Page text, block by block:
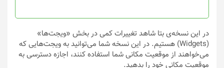
محصول
انتخاب
شوند
محصول
انتخاب
شوند
در این نسخه‌ی بتا شاهد تغییرات کمی در بخش «ویجت‌ها»
(Widgets) هستیم. در این نسخه شما می‌توانید به ویجت‌هایی که
می‌خواهند از موقعیت مکانی شما استفاده کنند، اجازه دسترسی به
موقعیت مکانی خود را بدهید.